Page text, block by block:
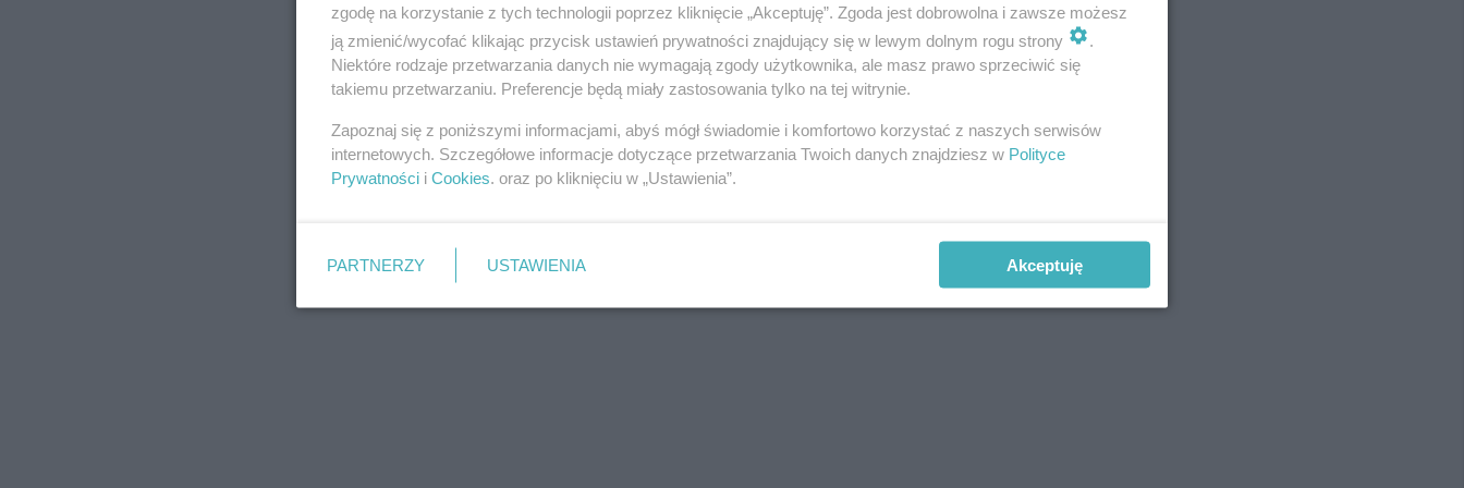
zgodę na korzystanie z tych technologii poprzez kliknięcie „Akceptuję”. Zgoda jest dobrowolna i zawsze możesz
ją zmienić/wycofać klikając przycisk ustawień prywatności znajdujący się w lewym dolnym rogu strony
.
Niektóre rodzaje przetwarzania danych nie wymagają zgody użytkownika, ale masz prawo sprzeciwić się
takiemu przetwarzaniu. Preferencje będą miały zastosowania tylko na tej witrynie.
Zapoznaj się z poniższymi informacjami, abyś mógł świadomie i komfortowo korzystać z naszych serwisów
internetowych. Szczegółowe informacje dotyczące przetwarzania Twoich danych znajdziesz w Polityce
Prywatności i Cookies. oraz po kliknięciu w „Ustawienia”.
PARTNERZY USTAWIENIA Akceptuję